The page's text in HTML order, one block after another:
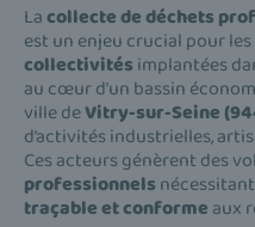
Lacollecte de déchets
est un enjeu crucial pour les
collectivités implantées
au cœur d’un bassin
ville deVitry-sur-Seine
d’activités industrielles,
Ces acteurs génèrent des
professionnels
traçable et conforme aux